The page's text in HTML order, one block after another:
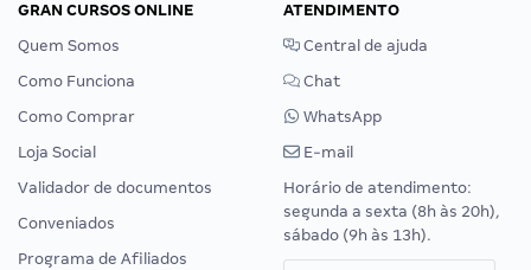
GRAN CURSOS ONLINE
Quem Somos
Como Funciona
Como Comprar
Loja Social
Validador de documentos
Conveniados
Programa de Afiliados
ATENDIMENTO
Central de ajuda
Chat
WhatsApp
E-mail
Horário de atendimento:
segunda a sexta (8h às 20h),
sábado (9h às 13h).